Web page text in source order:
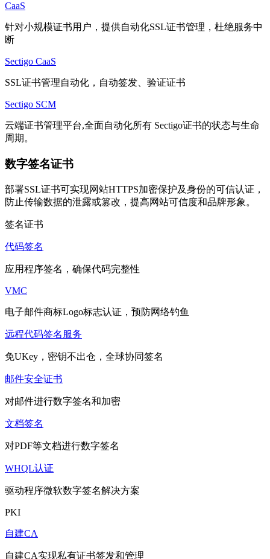
CaaS
针对小规模证书用户，提供自动化SSL证书管理，杜绝服务中
断
Sectigo CaaS
SSL证书管理自动化，自动签发、验证证书
Sectigo SCM
云端证书管理平台,全面自动化所有 Sectigo证书的状态与生命
周期。
数字签名证书
部署SSL证书可实现网站HTTPS加密保护及身份的可信认证，
防止传输数据的泄露或篡改，提高网站可信度和品牌形象。
签名证书
代码签名
应用程序签名，确保代码完整性
VMC
电子邮件商标Logo标志认证，预防网络钓鱼
远程代码签名服务
免UKey，密钥不出仓，全球协同签名
邮件安全证书
对邮件进行数字签名和加密
文档签名
对PDF等文档进行数字签名
WHQL认证
驱动程序微软数字签名解决方案
PKI
自建CA
自建CA实现私有证书签发和管理